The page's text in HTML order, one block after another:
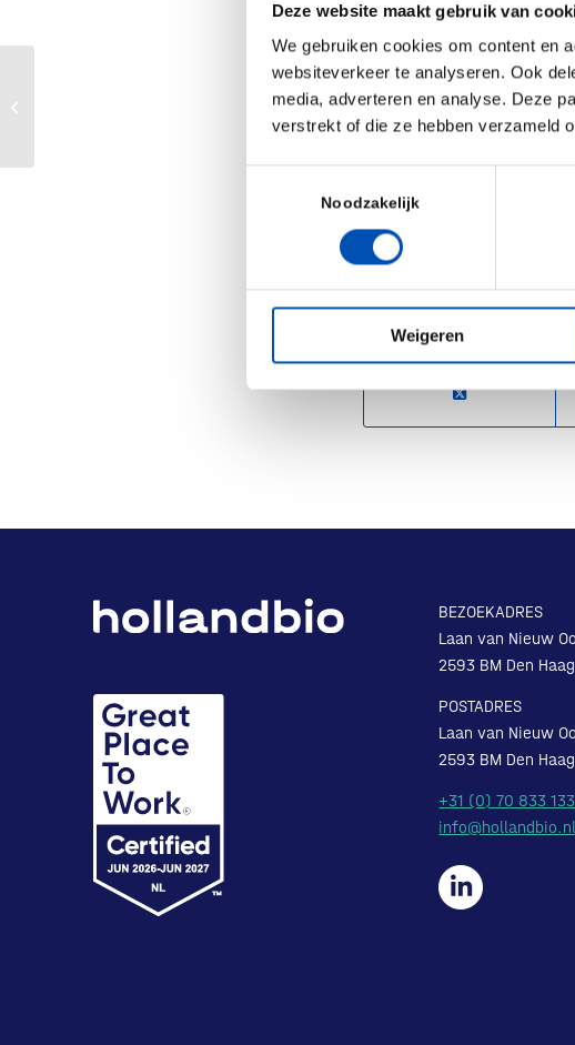
Deze website maakt gebruik van
We gebruiken cookies om content en
websiteverkeer te analyseren. Ook
media, adverteren en analyse. Deze
verstrekt of die ze hebben verzameld
Noodzakelijk
Weigeren
B.V. is a wholly-owned
Shannon, and
leading institutions
and their progression.”
Home
/
Deel dit stuk
BEZOEKADRES
Laan van Nieuw
2593 BM Den Haag
POSTADRES
Laan van Nieuw
2593 BM Den Haag
+31 (0) 70 833
info@hollandbio.nl